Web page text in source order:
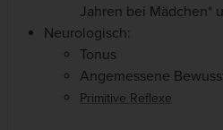
Jahren bei Mädchen*
Neurologisch:
Tonus
Angemessene
Primitive Reflexe